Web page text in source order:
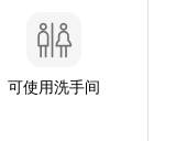
可使用洗手间